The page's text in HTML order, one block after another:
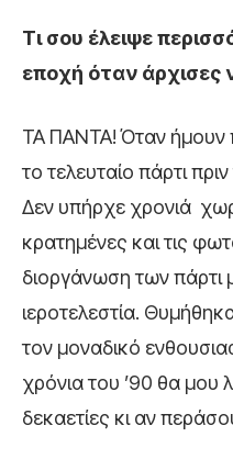
Τι σου έλειψε
εποχή όταν άρχισες
ΤΑ ΠΑΝΤΑ! Όταν ήμουν
το τελευταίο πάρτι
Δεν υπήρχε χρονιά
κρατημένες και τις
διοργάνωση των πάρτι
ιεροτελεστία.
τον μοναδικό
χρόνια του ’90 θα μου
δεκαετίες κι αν